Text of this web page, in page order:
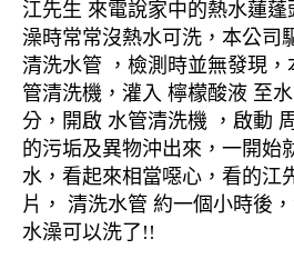
江先生 來電說家中的熱水蓮
澡時常常沒熱水可洗，本公司
清洗水管 ，檢測時並無發現
管清洗機，灌入 檸檬酸液 至
分，開啟 水管清洗機 ，啟動
的污垢及異物沖出來，一開始
水，看起來相當噁心，看的江
片， 清洗水管 約一個小時後
水澡可以洗了!!